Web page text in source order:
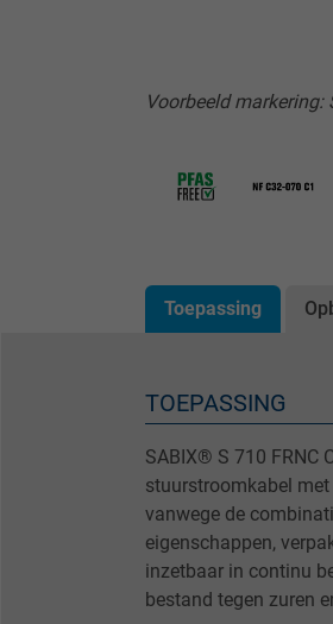
Voorbeeld markering:
Toepassing
TOEPASSING
SABIX® S 710 FRNC
stuurstroomkabel
vanwege de
eigenschappen,
inzetbaar in continu
bestand tegen zuren